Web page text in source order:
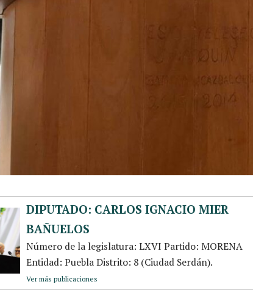
DIPUTADO: CARLOS IGNACIO MIER
BAÑUELOS
Número de la legislatura: LXVI Partido: MORENA
Entidad: Puebla Distrito: 8 (Ciudad Serdán).
Ver más publicaciones